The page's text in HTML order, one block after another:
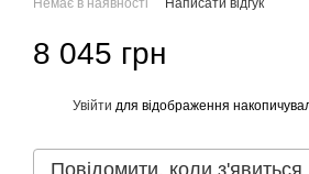
Немає в наявності Написати відгук
8 045 грн
Увійти для відображення
Повідомити, коли з'явиться